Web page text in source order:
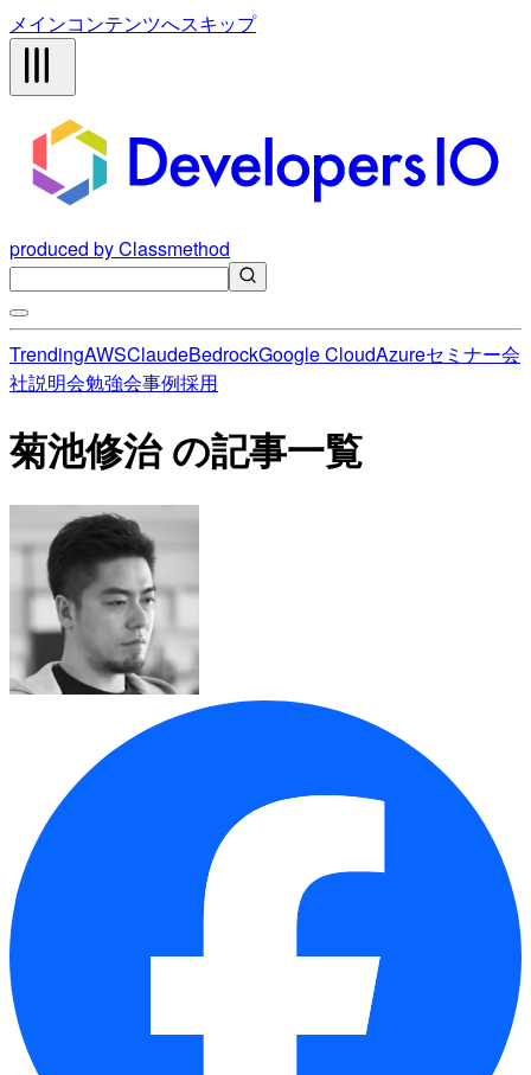
メインコンテンツへスキップ
produced by Classmethod
TrendingAWSClaudeBedrockGoogle CloudAzureセミナー会
社説明会勉強会事例採用
菊池修治 の記事一覧